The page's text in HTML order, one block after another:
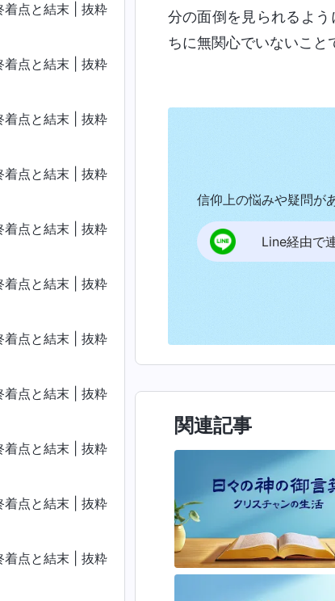
着点と結末 | 抜粋
着点と結末 | 抜粋
着点と結末 | 抜粋
着点と結末 | 抜粋
着点と結末 | 抜粋
着点と結末 | 抜粋
着点と結末 | 抜粋
着点と結末 | 抜粋
着点と結末 | 抜粋
着点と結末 | 抜粋
着点と結末 | 抜粋
分の面倒を見られるよ
ちに無関心でいないこと
信仰上の悩みや疑問が
Line経由で
関連記事